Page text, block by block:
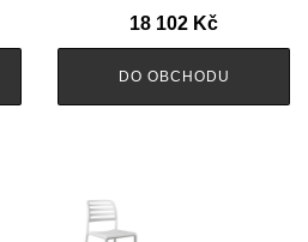
18 102 Kč
DO OBCHODU